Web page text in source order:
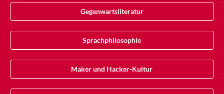
Gegenwartsliteratur
Sprachphilosophie
Maker und Hacker-Kultur